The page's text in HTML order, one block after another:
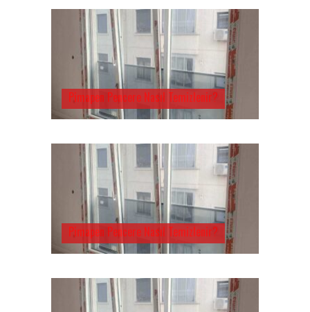
Pimapen Pencere Nasıl Temizlenir?
Pimapen Pencere Nasıl Temizlenir?